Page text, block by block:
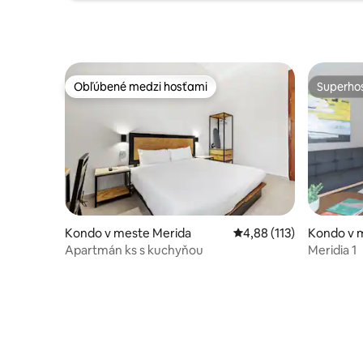
Obľúbené medzi hosťami
Obľúbené medzi hosťami
Kondo v meste Merida Priemerné
4,88 (113)
Apartmán ks s kuchyňou
Kondo v
Meridia 1